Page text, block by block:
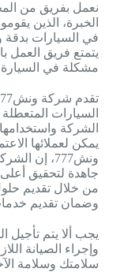
نعمل بفريق من
الخبرة، الذين
في السيارات بدقة
يتمتع فريق العمل
مشكلة في السيارة
السيارات
الشركة
يمكن لعملائها
ونش777، إن
جاهدة لتحقيق
من خلال تقديم
وضمان تقديم
يجب ألا يتم تأجيل
وإجراء الصيانة
سلامتك وسلامة